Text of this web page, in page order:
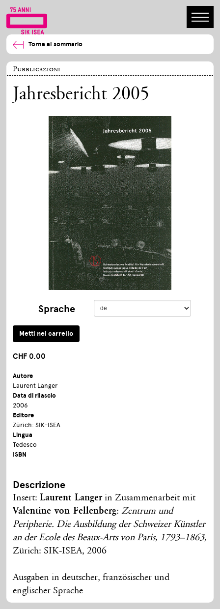
Torna al sommario
Pubblicazioni
Jahresbericht 2005
Sprache
CHF 0.00
Autore
Laurent Langer
Data di rilascio
2006
Editore
Zürich: SIK-ISEA
Lingua
Tedesco
ISBN
Descrizione
Insert:Laurent Langerin Zusammenarbeit mit
Valentine von Fellenberg:Zentrum und
Peripherie. Die Ausbildung der Schweizer Künstler
an der Ecole des Beaux-Arts von Paris, 1793–1863,
Zürich: SIK-ISEA, 2006
Ausgaben in deutscher, französischer und
englischer Sprache